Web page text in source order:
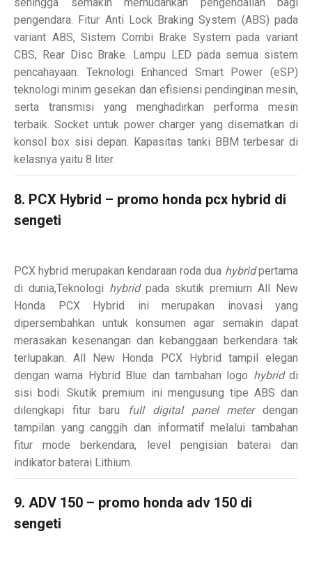
pengendara. Fitur Anti Lock Braking System (ABS) pada
variant ABS, Sistem Combi Brake System pada variant
CBS, Rear Disc Brake. Lampu LED pada semua sistem
pencahayaan. Teknologi Enhanced Smart Power (eSP)
teknologi minim gesekan dan efisiensi pendinginan mesin,
serta transmisi yang menghadirkan performa mesin
terbaik. Socket untuk power charger yang disematkan di
konsol box sisi depan. Kapasitas tanki BBM terbesar di
kelasnya yaitu 8 liter.
8. PCX Hybrid – promo honda pcx hybrid di
sengeti
PCX hybrid merupakan kendaraan roda dua hybridpertama
di dunia,Teknologi hybridpada skutik premium All New
Honda PCX Hybrid ini merupakan inovasi yang
dipersembahkan untuk konsumen agar semakin dapat
merasakan kesenangan dan kebanggaan berkendara tak
terlupakan. All New Honda PCX Hybrid tampil elegan
dengan warna Hybrid Blue dan tambahan logo hybriddi
sisi bodi. Skutik premium ini mengusung tipe ABS dan
dilengkapi fitur baru full digital panel meterdengan
tampilan yang canggih dan informatif melalui tambahan
fitur mode berkendara, level pengisian baterai dan
indikator baterai Lithium.
9. ADV 150 – promo honda adv 150 di
sengeti